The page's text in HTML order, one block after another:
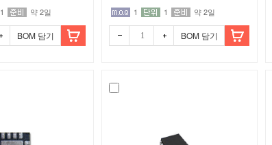
빼기 더하
1 약 2일
BOM 담기
1 1 약 2일
BOM 담기